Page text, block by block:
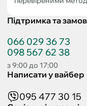
Підтримка та
066 029 36 73
098 567 62 38
з 9:00 до 17:00
Написати у вайбер
095 477 30 15